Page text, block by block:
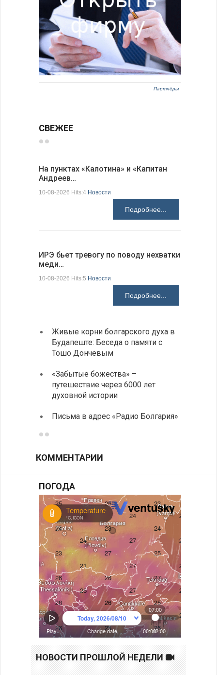
Партнёры
СВЕЖЕЕ
На пунктах «Калотина» и «Капитан
Андреев…
10-08-2026 Hits:4 Новости
Подробнее...
ИРЭ бьет тревогу по поводу нехватки
меди…
10-08-2026 Hits:5 Новости
Подробнее...
Живые корни болгарского духа в
Будапеште: Беседа о памяти с
Тошо Дончевым
«Забытые божества» –
путешествие через 6000 лет
духовной истории
Письма в адрес «Радио Болгария»
КОММЕНТАРИИ
ПОГОДА
НОВОСТИ ПРОШЛОЙ НЕДЕЛИ